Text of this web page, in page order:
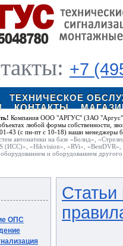
+7
ТЕХНИЧЕСКОЕ
КОНТАКТЫ
Компания ООО "АРГУС" (ЗАО "Аргус")
любой формы собственности,
43 (с пн-пт с 10-18) наши менеджеры
автоматики на базе «Болид»,
(ИСС)», «Hikvision», «RVi», «BestDVR»,
и оборудованием
ОПС